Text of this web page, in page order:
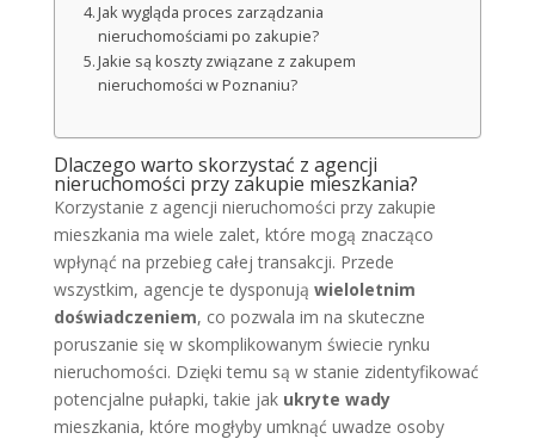
Jak wygląda proces zarządzania
nieruchomościami po zakupie?
Jakie są koszty związane z zakupem
nieruchomości w Poznaniu?
Dlaczego warto skorzystać z agencji
nieruchomości przy zakupie mieszkania?
Korzystanie z agencji nieruchomości przy zakupie
mieszkania ma wiele zalet, które mogą znacząco
wpłynąć na przebieg całej transakcji. Przede
wszystkim, agencje te dysponują wieloletnim
doświadczeniem, co pozwala im na skuteczne
poruszanie się w skomplikowanym świecie rynku
nieruchomości. Dzięki temu są w stanie zidentyfikować
potencjalne pułapki, takie jak ukryte wady
mieszkania, które mogłyby umknąć uwadze osoby